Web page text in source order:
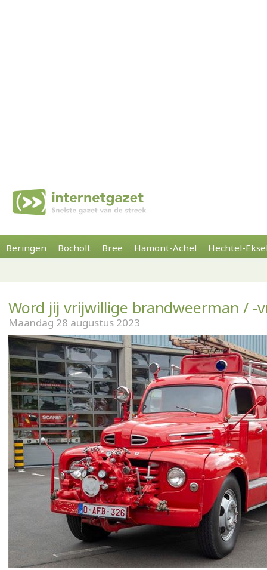
Beringen Bocholt Bree Hamont-Achel Hechtel-
Word jij vrijwillige brandweerman / -
Maandag 28 augustus 2023